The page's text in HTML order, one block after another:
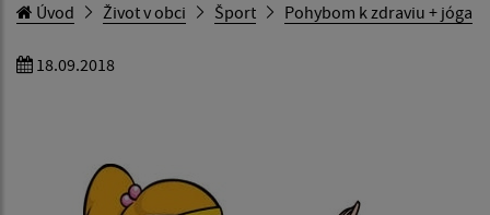
Úvod Život v obci Šport Pohybom k zdraviu + jóga
18.09.2018